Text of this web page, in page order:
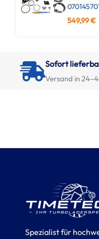
549,99€
Sofort
Versand in
Spezialist für